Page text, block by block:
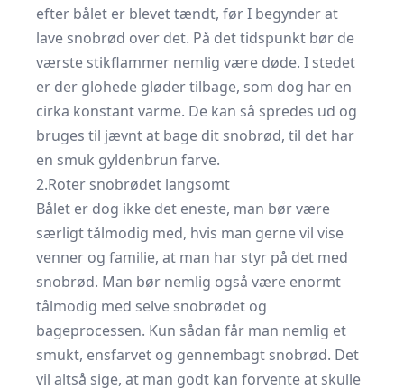
efter bålet er blevet tændt, før I begynder at
lave snobrød over det. På det tidspunkt bør de
værste stikflammer nemlig være døde. I stedet
er der glohede gløder tilbage, som dog har en
cirka konstant varme. De kan så spredes ud og
bruges til jævnt at bage dit snobrød, til det har
en smuk gyldenbrun farve.
2.Roter snobrødet langsomt
Bålet er dog ikke det eneste, man bør være
særligt tålmodig med, hvis man gerne vil vise
venner og familie, at man har styr på det med
snobrød. Man bør nemlig også være enormt
tålmodig med selve snobrødet og
bageprocessen. Kun sådan får man nemlig et
smukt, ensfarvet og gennembagt snobrød. Det
vil altså sige, at man godt kan forvente at skulle